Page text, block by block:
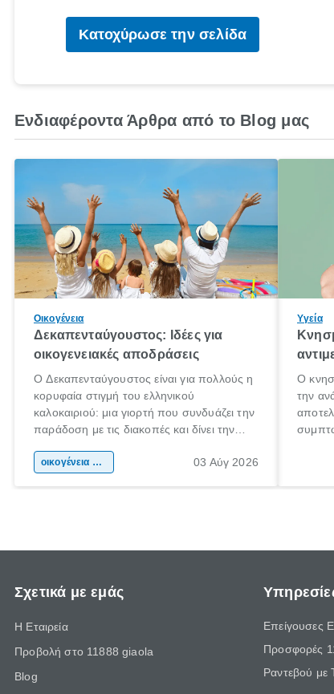
Κατοχύρωσε την σελίδα
Ενδιαφέροντα Άρθρα από το Blog μας
Οικογένεια
Δεκαπενταύγουστος: Ιδέες για
οικογενειακές αποδράσεις
Ο Δεκαπενταύγουστος είναι για πολλούς η
κορυφαία στιγμή του ελληνικού
καλοκαιριού: μια γιορτή που συνδυάζει την
παράδοση με τις διακοπές και δίνει την
χώρας. Είτε πρόκειται για λίγες μέρες
οικογένεια & παιδί 03 Αύγ 2026
Υγεία
Ο
την
Σχετικά με εμάς
Η Εταιρεία
Προβολή στο 11888 giaola
Blog
Επείγουσες
Προσφορές
Ραντεβού με